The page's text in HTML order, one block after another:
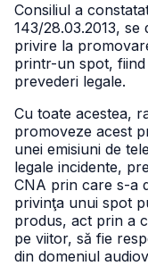
Consiliul a
143/28.03.2013,
privire la
printr-un spot,
prevederi legale.
Cu toate acestea,
promoveze acest
unei emisiuni de
legale incidente,
CNA prin care s-a
privinţa unui spot
produs, act prin a
pe viitor, să fie
din domeniul